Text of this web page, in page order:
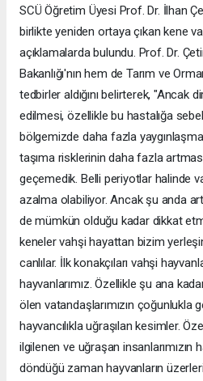
SCÜ Öğretim Üyesi Prof. Dr. İlhan
birlikte yeniden ortaya çıkan kene
açıklamalarda bulundu. Prof. Dr.
Bakanlığı'nın hem de Tarım ve
tedbirler aldığını belirterek, "Ancak
edilmesi, özellikle bu hastalığa
bölgemizde daha fazla
taşıma risklerinin daha fazla
geçemedik. Belli periyotlar halinde
azalma olabiliyor. Ancak şu anda
de mümkün olduğu kadar dikkat
keneler vahşi hayattan bizim
canlılar. İlk konakçıları vahşi
hayvanlarımız. Özellikle şu ana
ölen vatandaşlarımızın çoğunlukla
hayvancılıkla uğraşılan kesimler.
ilgilenen ve uğraşan insanlarımızın
döndüğü zaman hayvanların